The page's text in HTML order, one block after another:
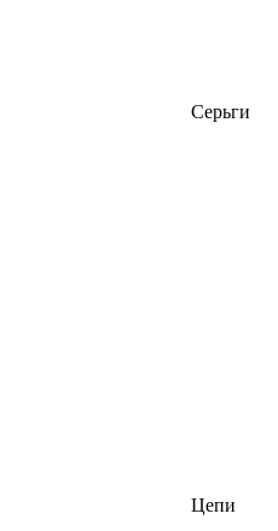
Серьги
Цепи